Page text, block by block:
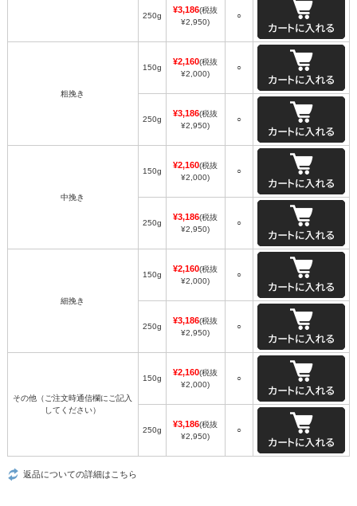
250g
¥3,186(税抜
¥2,950)
○
粗挽き
150g
¥2,160(税抜
¥2,000)
○
250g
¥3,186(税抜
¥2,950)
○
中挽き
150g
¥2,160(税抜
¥2,000)
○
250g
¥3,186(税抜
¥2,950)
○
細挽き
150g
¥2,160(税抜
¥2,000)
○
250g
¥3,186(税抜
¥2,950)
○
その他（ご注文時通信欄にご記入
してください）
150g
¥2,160(税抜
¥2,000)
○
250g
¥3,186(税抜
¥2,950)
○
返品についての詳細はこちら